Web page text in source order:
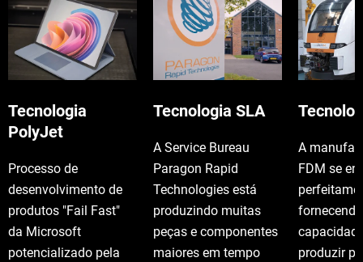
Tecnologia
PolyJet
Processo de
desenvolvimento de
produtos "Fail Fast"
da Microsoft
potencializado pela
Tecnologia SLA
A Service Bureau
Paragon Rapid
Technologies está
produzindo muitas
peças e componentes
maiores em tempo
A
FDM se
produzir